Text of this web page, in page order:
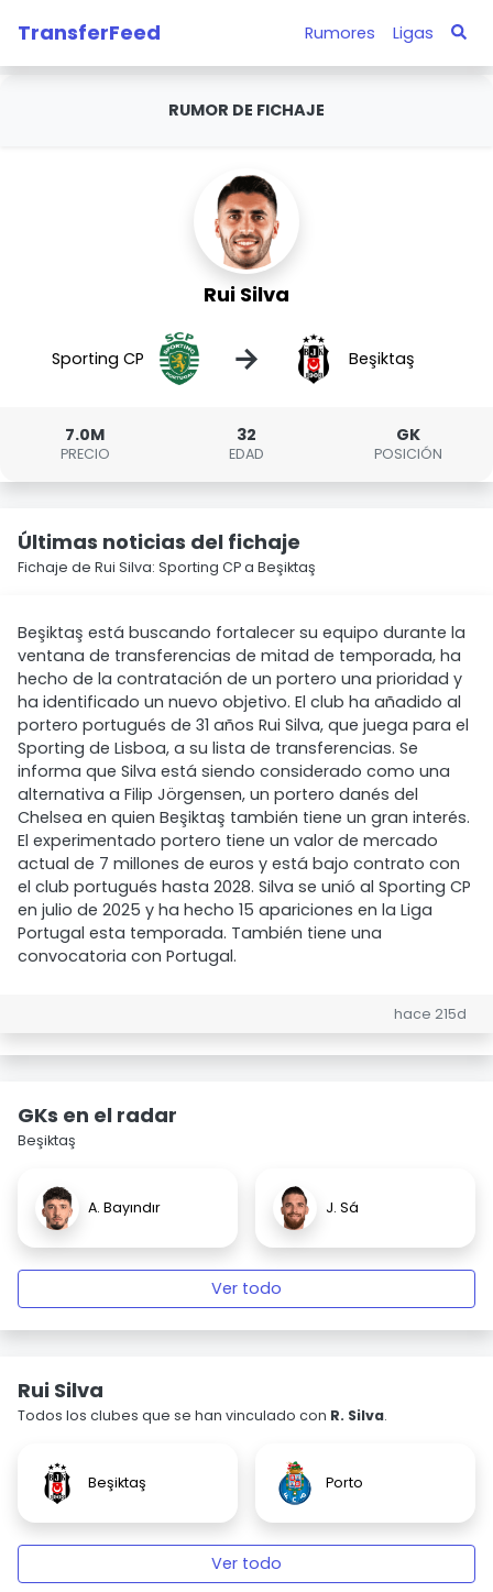
TransferFeed Rumores Ligas
RUMOR DE FICHAJE
Rui Silva
Sporting CP → Beşiktaş
7.0M
PRECIO
32
EDAD
GK
POSICIÓN
Últimas noticias del fichaje
Fichaje de Rui Silva: Sporting CP a Beşiktaş
Beşiktaş está buscando fortalecer su equipo durante la
ventana de transferencias de mitad de temporada, ha
hecho de la contratación de un portero una prioridad y
ha identificado un nuevo objetivo. El club ha añadido al
portero portugués de 31 años Rui Silva, que juega para el
Sporting de Lisboa, a su lista de transferencias. Se
informa que Silva está siendo considerado como una
alternativa a Filip Jörgensen, un portero danés del
Chelsea en quien Beşiktaş también tiene un gran interés.
El experimentado portero tiene un valor de mercado
actual de 7 millones de euros y está bajo contrato con
el club portugués hasta 2028. Silva se unió al Sporting CP
en julio de 2025 y ha hecho 15 apariciones en la Liga
Portugal esta temporada. También tiene una
convocatoria con Portugal.
hace 215d
GKs en el radar
Beşiktaş
A. Bayındır J. Sá
Ver todo
Rui Silva
Todos los clubes que se han vinculado con R. Silva.
Beşiktaş Porto
Ver todo